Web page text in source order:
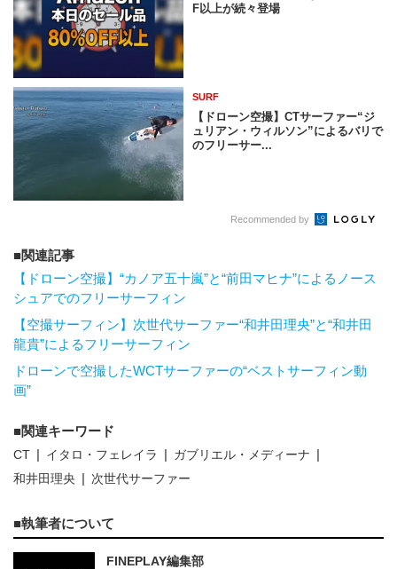
F以上が続々登場
SURF
【ドローン空撮】CTサーファー“ジ
ュリアン・ウィルソン”によるバリで
のフリーサー...
Recommended by
関連記事
【ドローン空撮】“カノア五十嵐”と“前田マヒナ”によるノース
シュアでのフリーサーフィン
【空撮サーフィン】次世代サーファー“和井田理央”と“和井田
龍貴”によるフリーサーフィン
ドローンで空撮したWCTサーファーの“ベストサーフィン動
画”
関連キーワード
CT イタロ・フェレイラ
ガブリエル・メディーナ
和井田理央
次世代サーファー
執筆者について
FINEPLAY編集部